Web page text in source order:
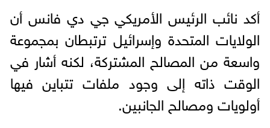
أكد نائب الرئيس الأمريكي جي دي فانس أن
الولايات المتحدة وإسرائيل ترتبطان بمجموعة
واسعة من المصالح المشتركة، لكنه أشار في
الوقت ذاته إلى وجود ملفات تتباين فيها
أولويات ومصالح الجانبين.